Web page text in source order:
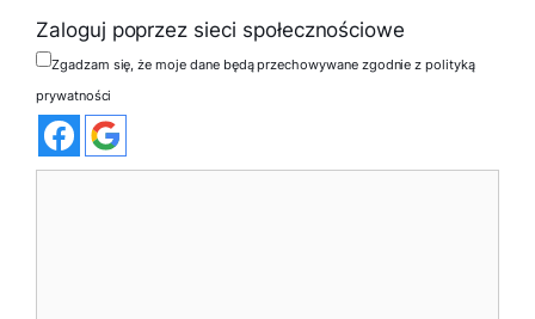
Zaloguj poprzez sieci społecznościowe
Zgadzam się, że moje dane będą przechowywane zgodnie z polityką
prywatności